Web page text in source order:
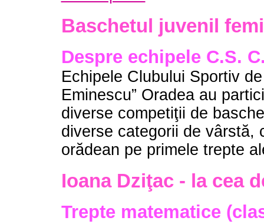
Baschetul juvenil
Despre echipele C.S.
Echipele Clubului Sportiv
Eminescu” Oradea au
diverse competiţii de
diverse categorii de vârstă,
orădean pe primele trepte
Ioana Dziţac - la cea
Trepte matematice